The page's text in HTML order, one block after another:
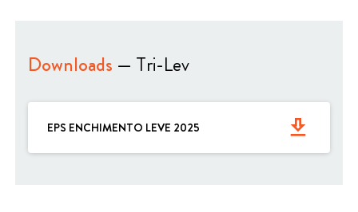
Downloads — Tri-Lev
EPS ENCHIMENTO LEVE 2025 get_app